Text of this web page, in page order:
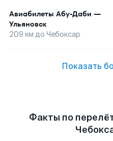
Авиабилеты Абу-Даби —
Ульяновск
209 км до Чебоксар
Показать
Факты по